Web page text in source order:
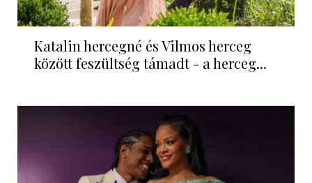
Katalin hercegné és Vilmos herceg
között feszültség támadt - a herceg...